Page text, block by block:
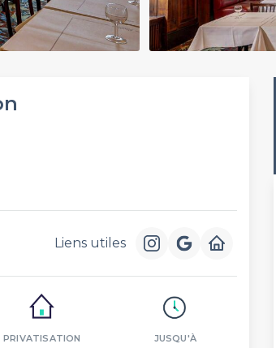
Liens utiles
PRIVATISATION JUSQU'À